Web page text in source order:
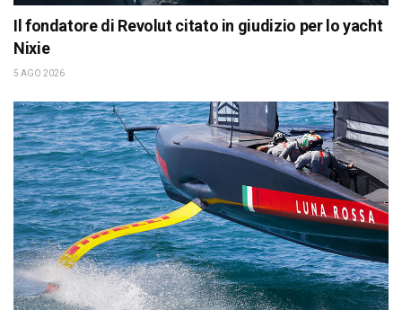
Il fondatore di Revolut citato in giudizio per lo yacht
Nixie
5 AGO 2026